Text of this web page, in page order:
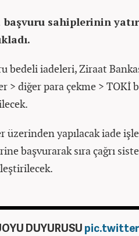
başvuru sahiplerinin
bedeli iadeleri, Ziraat
> diğer para çekme > TOKİ
üzerinden yapılacak iade
başvurarak sıra çağrı
DUYURUSU